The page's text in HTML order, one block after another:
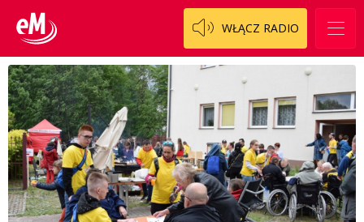
WŁĄCZ RADIO